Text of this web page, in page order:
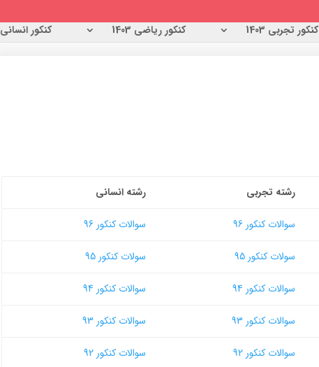
کنکور تجربی 1403 کنکور ریاضی 1403 کنکور انسانی 1403
رشته تجربی رشته انسانی
سوالات کنکور 96 سوالات کنکور 96
سولات کنکور 95 سولات کنکور 95
سوالات کنکور 94 سوالات کنکور 94
سوالات کنکور 93 سوالات کنکور 93
سوالات کنکور 92 سوالات کنکور 92